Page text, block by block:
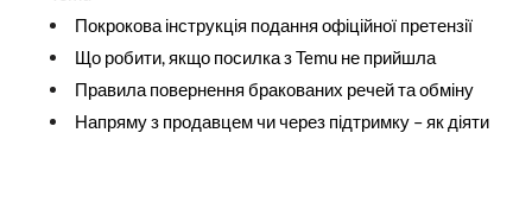
Покрокова інструкція подання офіційної претензії
Що робити, якщо посилка з Temu не прийшла
Правила повернення бракованих речей та обміну
Напряму з продавцем чи через підтримку – як діяти